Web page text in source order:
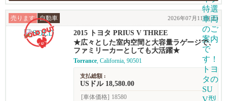
売ります 自動車 2026年07月11日(土)
2015 トヨタ PRIUS V THREE
★広々とした室内空間と大容量ラゲージで、
ファミリーカーとしても大活躍★
Torrance, California, 90501
支払総額 :
USドル 18,580.00
[車体価格] 18580